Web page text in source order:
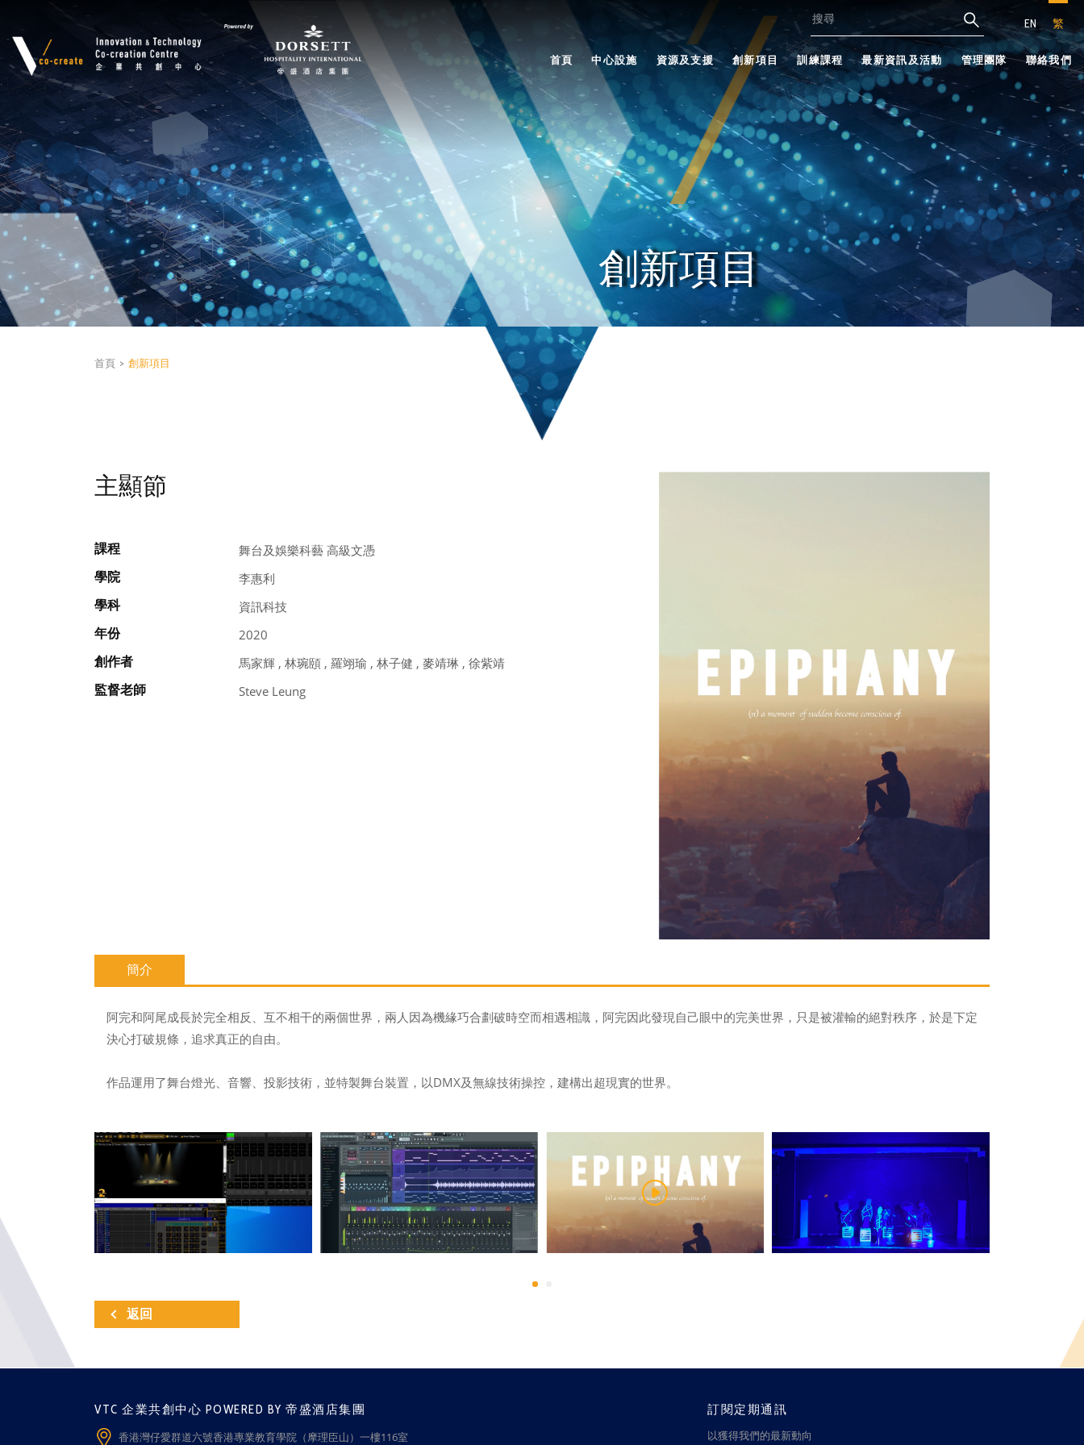
EN 繁
首頁 中心設施 資源及支援 創新項目 訓練課程 最新資訊及活動 管理團隊 聯絡我們
創新項目
首頁 > 創新項目
主顯節
課程 舞台及娛樂科藝 高級文憑
學院 李惠利
學科 資訊科技
年份 2020
創作者 馬家輝 , 林琬頤 , 羅翊瑜 , 林子健 , 麥靖琳 , 徐紫靖
監督老師 Steve Leung
簡介
阿完和阿尾成長於完全相反、互不相干的兩個世界，兩人因為機緣巧合劃破時空而相遇相識，阿完因此發現自己眼中的完美世界，只是被灌輸的絕對秩序，於是下定
決心打破規條，追求真正的自由。
作品運用了舞台燈光、音響、投影技術，並特製舞台裝置，以DMX及無線技術操控，建構出超現實的世界。
返回
訂閱定期通訊
以獲得我們的最新動向
VTC 企業共創中心 POWERED BY 帝盛酒店集團
香港灣仔愛群道六號香港專業教育學院（摩理臣山）一樓116室